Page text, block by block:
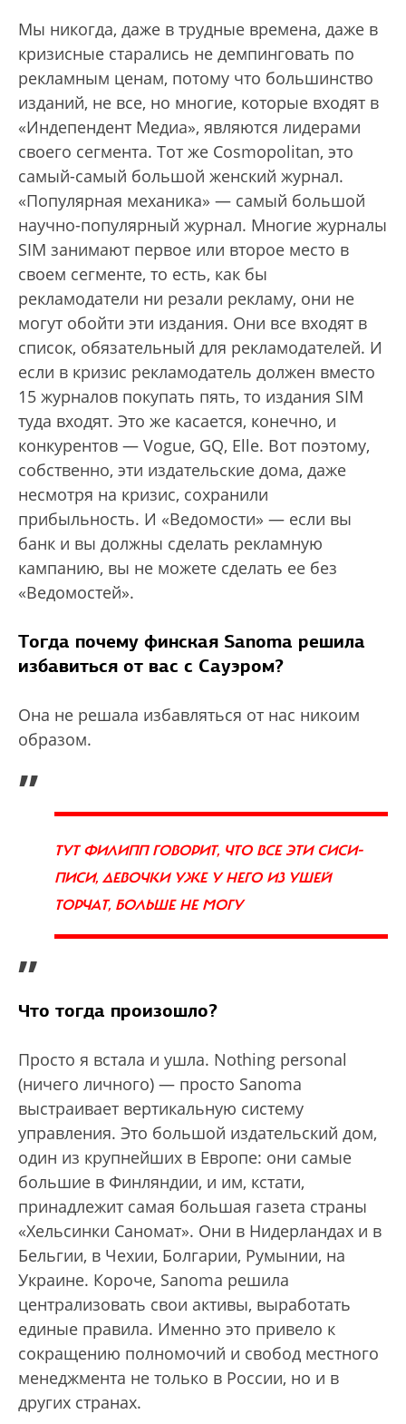
Мы никогда, даже в трудные времена, даже в
кризисные старались не демпинговать по
рекламным ценам, потому что большинство
изданий, не все, но многие, которые входят в
«Индепендент Медиа», являются лидерами
своего сегмента. Тот же Cosmopolitаn, это
самый-самый большой женский журнал.
«Популярная механика» — самый большой
научно-популярный журнал. Многие журналы
SIM занимают первое или второе место в
своем сегменте, то есть, как бы
рекламодатели ни резали рекламу, они не
могут обойти эти издания. Они все входят в
список, обязательный для рекламодателей. И
если в кризис рекламодатель должен вместо
15 журналов покупать пять, то издания SIM
туда входят. Это же касается, конечно, и
конкурентов — Vogue, GQ, Elle. Вот поэтому,
собственно, эти издательские дома, даже
несмотря на кризис, сохранили
прибыльность. И «Ведомости» — если вы
банк и вы должны сделать рекламную
кампанию, вы не можете сделать ее без
«Ведомостей».
Тогда почему финская Sаnoma решила
избавиться от вас с Сауэром?
Она не решала избавляться от нас никоим
образом.
„
ТУТ ФИЛИПП ГОВОРИТ, ЧТО ВСЕ ЭТИ СИСИ-
ПИСИ, ДЕВОЧКИ УЖЕ У НЕГО ИЗ УШЕЙ
ТОРЧАТ, БОЛЬШЕ НЕ МОГУ
”
Что тогда произошло?
Просто я встала и ушла. Nothing personal
(ничего личного) — просто Sanoma
выстраивает вертикальную систему
управления. Это большой издательский дом,
один из крупнейших в Европе: они самые
большие в Финляндии, и им, кстати,
принадлежит самая большая газета страны
«Хельсинки Саномат». Они в Нидерландах и в
Бельгии, в Чехии, Болгарии, Румынии, на
Украине. Короче, Sanoma решила
централизовать свои активы, выработать
единые правила. Именно это привело к
сокращению полномочий и свобод местного
менеджмента не только в России, но и в
других странах.